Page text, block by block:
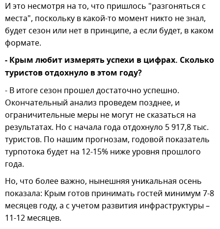
И это несмотря на то, что пришлось "разгоняться с
места", поскольку в какой-то момент никто не знал,
будет сезон или нет в принципе, а если будет, в каком
формате.
- Крым любит измерять успехи в цифрах. Сколько
туристов отдохнуло в этом году?
- В итоге сезон прошел достаточно успешно.
Окончательный анализ проведем позднее, и
ограничительные меры не могут не сказаться на
результатах. Но с начала года отдохнуло 5 917,8 тыс.
туристов. По нашим прогнозам, годовой показатель
турпотока будет на 12-15% ниже уровня прошлого
года.
Но, что более важно, нынешняя уникальная осень
показала: Крым готов принимать гостей минимум 7-8
месяцев году, а с учетом развития инфраструктуры –
11-12 месяцев.